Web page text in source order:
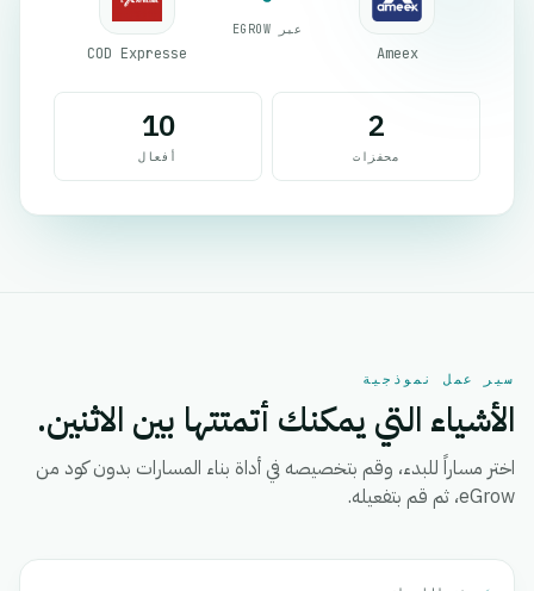
Ameex
عبر EGROW
COD Expresse
2
محفزات
10
أفعال
سير عمل نموذجية
الأشياء التي يمكنك أتمتتها بين الاثنين.
اختر مساراً للبدء، وقم بتخصيصه في أداة بناء المسارات بدون كود من
eGrow، ثم قم بتفعيله.